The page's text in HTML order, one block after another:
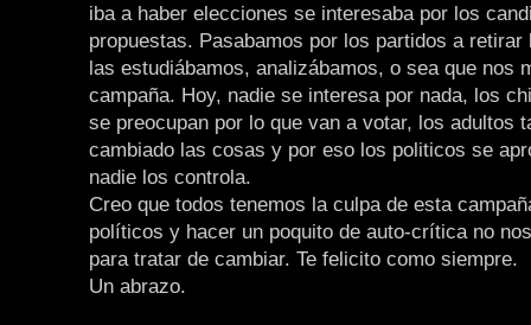
iba a haber elecciones se interesaba por los
propuestas. Pasabamos por los partidos a retirar
las estudiábamos, analizábamos, o sea que nos
campaña. Hoy, nadie se interesa por nada, los
se preocupan por lo que van a votar, los adultos
cambiado las cosas y por eso los politicos se
nadie los controla.
Creo que todos tenemos la culpa de esta
políticos y hacer un poquito de auto-crítica no
para tratar de cambiar. Te felicito como siempre.
Un abrazo.